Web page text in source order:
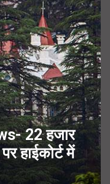
22 हजार
हाईकोर्ट में